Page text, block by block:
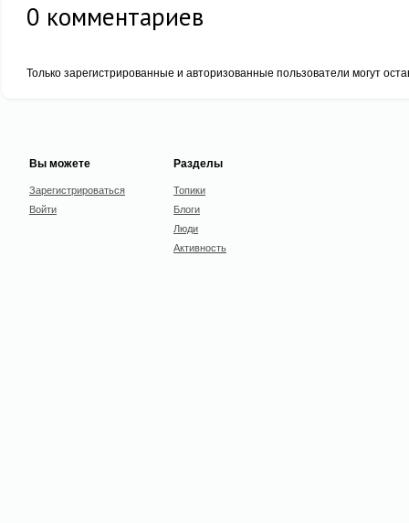
0 комментариев
Только зарегистрированные и авторизованные пользователи могут
Вы можете
Зарегистрироваться
Войти
Разделы
Топики
Блоги
Люди
Активность